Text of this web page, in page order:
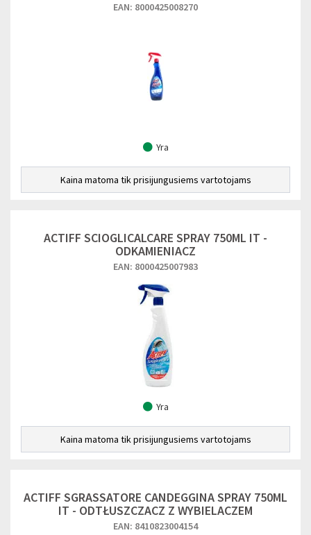
EAN: 8000425008270
Yra
Kaina matoma tik prisijungusiems vartotojams
ACTIFF SCIOGLICALCARE SPRAY 750ML IT -
ODKAMIENIACZ
EAN: 8000425007983
Yra
Kaina matoma tik prisijungusiems vartotojams
ACTIFF SGRASSATORE CANDEGGINA SPRAY 750ML
IT - ODTŁUSZCZACZ Z WYBIELACZEM
EAN: 8410823004154